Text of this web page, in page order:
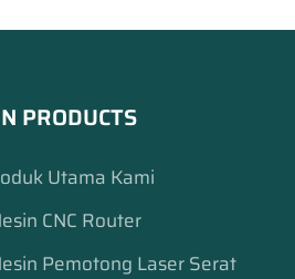
pemotongan kecepatan tinggi.
di industri periklanan.
PRODUCTS
Utama Kami
CNC Router
Pemotong Laser Serat